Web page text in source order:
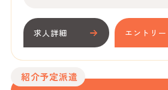
求人詳細 エントリー
紹介予定派遣